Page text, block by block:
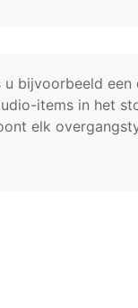
bijvoorbeeld
items in het
elk